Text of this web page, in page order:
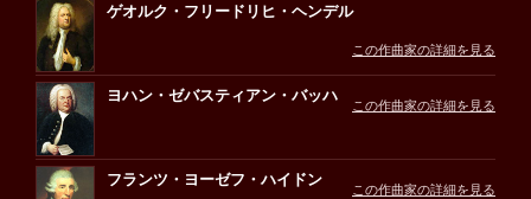
ゲオルク・フリードリヒ・ヘンデル
この作曲家の詳細を見る
ヨハン・ゼバスティアン・バッハ
この作曲家の詳細を見る
フランツ・ヨーゼフ・ハイドン
この作曲家の詳細を見る